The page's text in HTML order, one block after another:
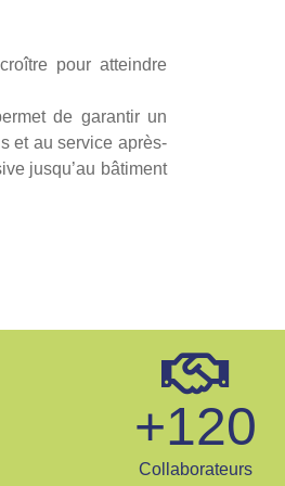
pour atteindre
de garantir un
et au service après-
jusqu’au bâtiment
Collaborateurs
+120